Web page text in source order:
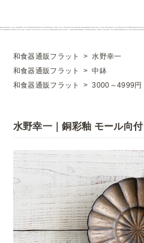
和食器通販フラット >水野幸一
和食器通販フラット
>中鉢
和食器通販フラット
>3000～4999円
水野幸一｜銅彩釉 モール向付